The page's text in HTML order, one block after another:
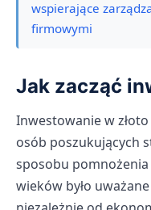
wspierające
firmowymi
Jak zacząć
Inwestowanie w
osób poszukujących
sposobu pomnożenia
wieków było